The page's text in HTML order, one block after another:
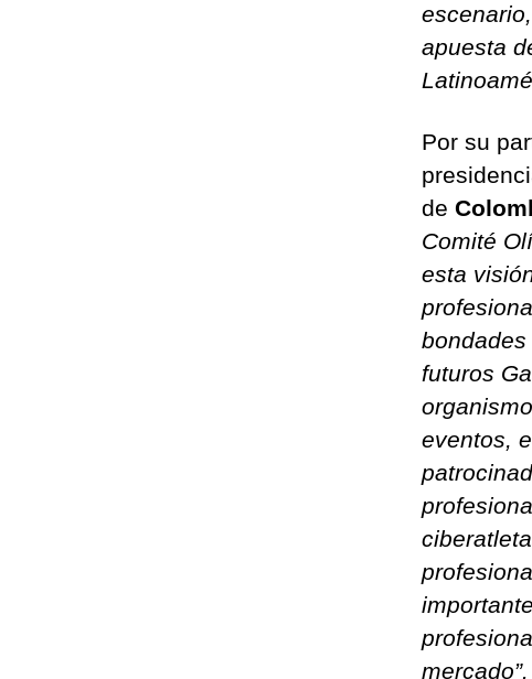
apuesta
Por su
de
Comité
esta
futuros
eventos,
mercado”.